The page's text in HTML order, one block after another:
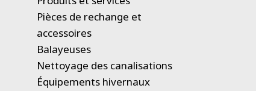
Pièces de rechange et
accessoires
Balayeuses
Nettoyage des canalisations
Équipements hivernaux